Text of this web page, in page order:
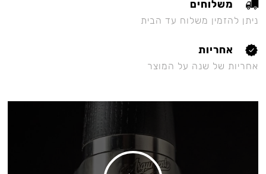
משלוחים
ניתן להזמין משלוח עד הבית
אחריות
אחריות של שנה על המוצר